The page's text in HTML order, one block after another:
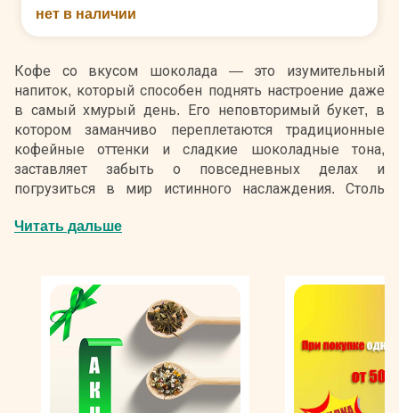
Кофе со вкусом шоколада — это изумительный
напиток, который способен поднять настроение даже
в самый хмурый день. Его неповторимый букет, в
котором заманчиво переплетаются традиционные
кофейные оттенки и сладкие шоколадные тона,
заставляет забыть о повседневных делах и
погрузиться в мир истинного наслаждения. Столь
достоинству оценят все кофеманы и сладкоежки
рацион и получить незабываемое впечатление от
кофейного ритуала.
Качественный шоколадный кофе производится из
натуральных кофейных зерен и подвергается
ароматизации на стадии обжарки. В процессе
дегустации такого напитка у гурмана может сложиться
Читать дальше
нет в наличии